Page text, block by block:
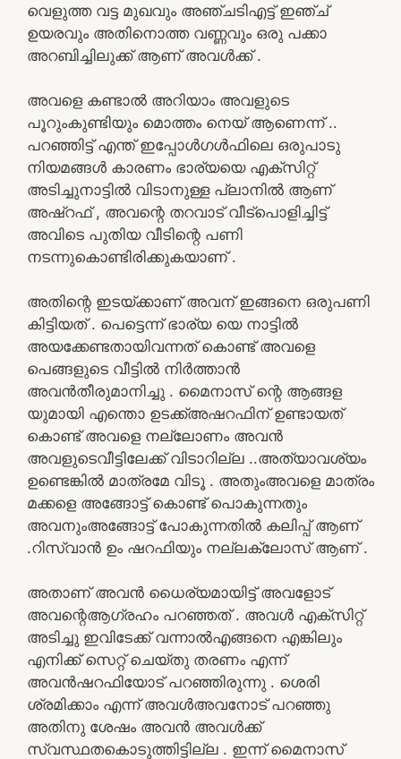
വെളുത്ത വട്ട മുഖവും അഞ്ചടിഎട്ട് ഇഞ്ച്
ഉയരവും അതിനൊത്ത വണ്ണവും ഒരു പക്കാ
അറബിച്ചിലുക്ക് ആണ് അവൾക്ക് .
അവളെ കണ്ടാൽ അറിയാം അവളുടെ
പൂറുംകുണ്ടിയും മൊത്തം നെയ്‌ ആണെന്ന് ..
പറഞ്ഞിട്ട് എന്ത് ഇപ്പോൾഗൾഫിലെ ഒരുപാടു
നിയമങ്ങൾ കാരണം ഭാര്യയെ എക്സിറ്റ്
അടിച്ചുനാട്ടിൽ വിടാനുള്ള പ്ലാനിൽ ആണ്
അഷ്‌റഫ് , അവന്റെ തറവാട് വീട്പൊളിച്ചിട്ട്
അവിടെ പുതിയ വീടിന്റെ പണി
നടന്നുകൊണ്ടിരിക്കുകയാണ് .
അതിന്റെ ഇടയ്ക്കാണ് അവന് ഇങ്ങനെ ഒരുപണി
കിട്ടിയത് . പെട്ടെന്ന് ഭാര്യ യെ നാട്ടിൽ
അയക്കേണ്ടതായിവന്നത് കൊണ്ട് അവളെ
പെങ്ങളുടെ വീട്ടിൽ നിർത്താൻ
അവൻതീരുമാനിച്ചു . മൈനാസ് ന്റെ ആങ്ങള
യുമായി എന്തൊ ഉടക്ക്അഷറഫിന് ഉണ്ടായത്
കൊണ്ട് അവളെ നല്ലോണം അവൻ
അവളുടെവീട്ടിലേക്ക് വിടാറില്ല ..അത്യാവശ്യം
ഉണ്ടെങ്കിൽ മാത്രമേ വിടൂ . അതുംഅവളെ മാത്രം
മക്കളെ അങ്ങോട്ട് കൊണ്ട് പൊകുന്നതും
അവനുംഅങ്ങോട്ട് പോകുന്നതിൽ കലിപ്പ്‌ ആണ്
.റിസ്‌വാൻ ഉം ഷറഫിയും നല്ലക്ലോസ് ആണ് .
അതാണ് അവൻ ധൈര്യമായിട്ട് അവളോട്
അവന്റെആഗ്രഹം പറഞ്ഞത് . അവൾ എക്സിറ്റ്
അടിച്ചു ഇവിടേക്ക് വന്നാൽഎങ്ങനെ എങ്കിലും
എനിക്ക് സെറ്റ് ചെയ്തു തരണം എന്ന്
അവൻഷറഫിയോട് പറഞ്ഞിരുന്നു . ശെരി
ശ്രമിക്കാം എന്ന് അവൾഅവനോട് പറഞ്ഞു
അതിനു ശേഷം അവൻ അവൾക്ക്
സ്വസ്ഥതകൊടുത്തിട്ടില്ല . ഇന്ന് മൈനാസ്